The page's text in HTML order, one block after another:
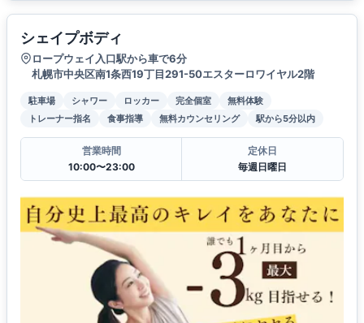
シェイプボディ
ロープウェイ入口駅から車で6分
札幌市中央区南1条西19丁目291-50エスターロワイヤル2階
駐車場 シャワー ロッカー 完全個室
無料体験
トレーナー指名
食事指導 無料カウンセリング 駅から5分以内
営業時間
10:00〜23:00
定休日
毎週日曜日